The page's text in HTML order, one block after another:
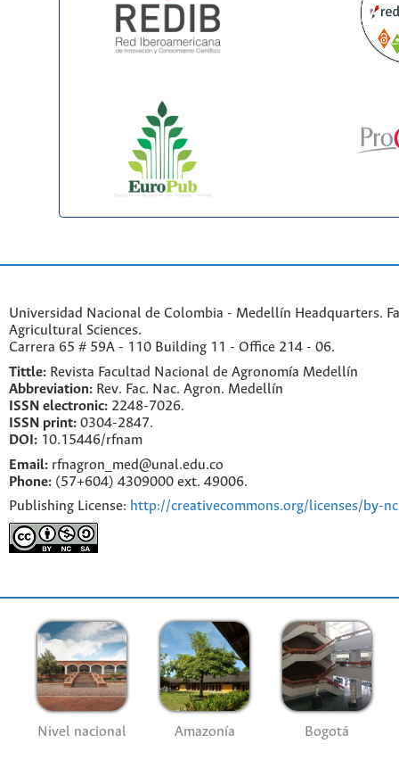
Universidad Nacional de Colombia - Medellín Headquarters.
Agricultural Sciences.
Carrera 65 # 59A - 110 Building 11 - Office 214 - 06.
Tittle: Revista Facultad Nacional de Agronomía Medellín
Abbreviation: Rev. Fac. Nac. Agron. Medellín
ISSN electronic: 2248-7026.
ISSN print: 0304-2847.
DOI: 10.15446/rfnam
Email: rfnagron_med@unal.edu.co
Phone: (57+604) 4309000 ext. 49006.
Publishing License: http://creativecommons.org/licenses/by-
Nivel nacional Amazonía Bogotá